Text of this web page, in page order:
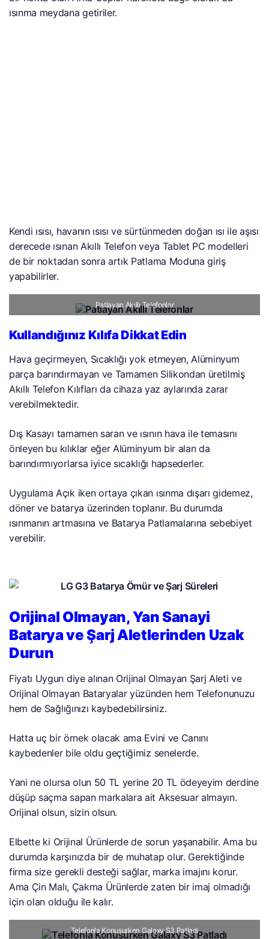
ısınma meydana getiriler.
Kendi ısısı, havanın ısısı ve sürtünmeden doğan ısı ile aşısı
derecede ısınan Akıllı Telefon veya Tablet PC modelleri
de bir noktadan sonra artık Patlama Moduna giriş
yapabilirler.
Patlayan Akıllı Telefonlar
Kullandığınız Kılıfa Dikkat Edin
Hava geçirmeyen, Sıcaklığı yok etmeyen, Alüminyum
parça barındırmayan ve Tamamen Silikondan üretilmiş
Akıllı Telefon Kılıfları da cihaza yaz aylarında zarar
verebilmektedir.
Dış Kasayı tamamen saran ve ısının hava ile temasını
önleyen bu kılıklar eğer Alüminyum bir alan da
barındırmıyorlarsa iyice sıcaklığı hapsederler.
Uygulama Açık iken ortaya çıkan ısınma dışarı gidemez,
döner ve batarya üzerinden toplanır. Bu durumda
ısınmanın artmasına ve Batarya Patlamalarına sebebiyet
verebilir.
Orijinal Olmayan, Yan Sanayi
Batarya ve Şarj Aletlerinden Uzak
Durun
Fiyatı Uygun diye alınan Orijinal Olmayan Şarj Aleti ve
Orijinal Olmayan Bataryalar yüzünden hem Telefonunuzu
hem de Sağlığınızı kaybedebilirsiniz.
Hatta uç bir örnek olacak ama Evini ve Canını
kaybedenler bile oldu geçtiğimiz senelerde.
Yani ne olursa olun 50 TL yerine 20 TL ödeyeyim derdine
düşüp saçma sapan markalara ait Aksesuar almayın.
Orijinal olsun, sizin olsun.
Elbette ki Orijinal Ürünlerde de sorun yaşanabilir. Ama bu
durumda karşınızda bir de muhatap olur. Gerektiğinde
firma size gerekli desteği sağlar, marka imajını korur.
Ama Çin Malı, Çakma Ürünlerde zaten bir imaj olmadığı
için olan olduğu ile kalır.
Telefonla Konuşurken Galaxy S3 Patladı